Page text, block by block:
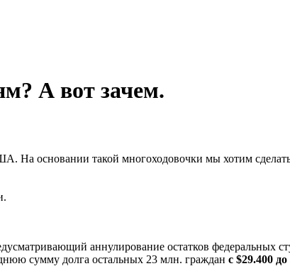
А вот зачем.
На основании такой многоходовочки мы хотим
аннулирование остатков федеральных
сумму долга остальных 23 млн. граждан с $29.400